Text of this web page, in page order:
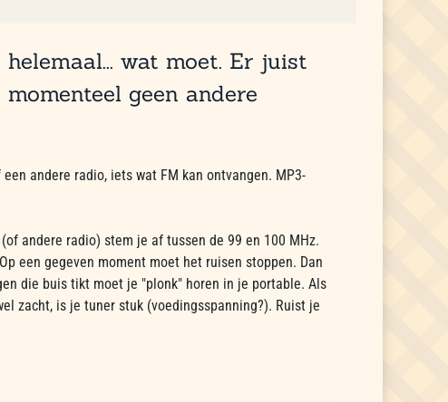
wat moet. Er juist
geen andere
andere radio, iets wat FM kan ontvangen. MP3-
andere radio) stem je af tussen de 99 en 100 MHz.
een gegeven moment moet het ruisen stoppen. Dan
die buis tikt moet je "plonk" horen in je portable. Als
zacht, is je tuner stuk (voedingsspanning?). Ruist je